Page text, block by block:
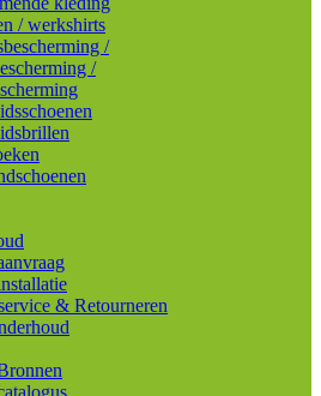
/ werkshirts
/
/
& Retourneren